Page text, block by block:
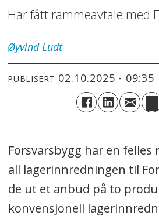
Har fått rammeavtale med
Øyvind Ludt
PUBLISERT 02.10.2025 - 09:35
Forsvarsbygg har en felles
all lagerinnredningen til
de ut et anbud på to
konvensjonell